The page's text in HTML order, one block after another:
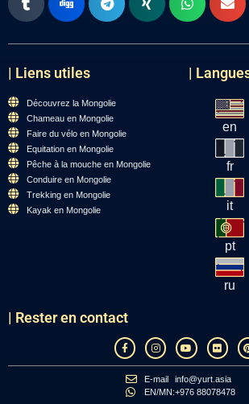
| Liens utiles
Découvrez la Mongolie
Chameau en Mongolie
Faire du vélo en Mongolie
Equitation en Mongolie
Pêche à la mouche en Mongolie
Conduire en Mongolie
Trekking en Mongolie
Kayak en Mongolie
|
en
fr
it
pt
ru
| Rester en contact
E-mail
EN/MN:
info@yurt.asia
+976 88078478